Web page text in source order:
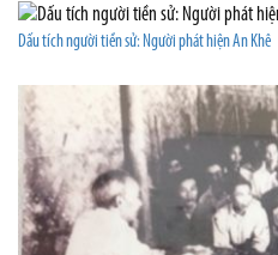
Dấu tích người tiền sử: Người phát hiện An Khê